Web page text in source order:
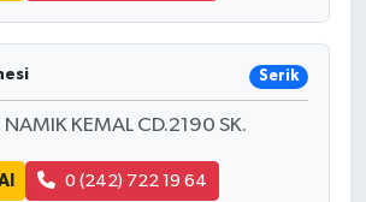
Serik
KEMAL CD.2190 SK.
0 (242) 722 19 64